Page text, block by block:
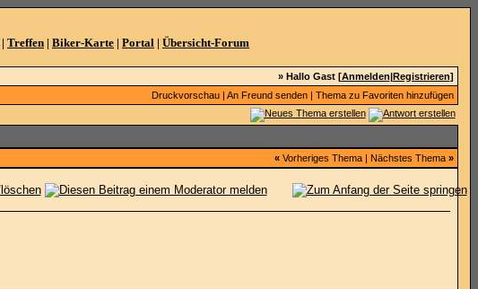
| Treffen | Biker-Karte | Portal | Übersicht-Forum
» Hallo Gast [Anmelden|Registrieren]
Druckvorschau| An Freund senden| Thema zu Favoriten hinzufügen
« Vorheriges Thema| Nächstes Thema »